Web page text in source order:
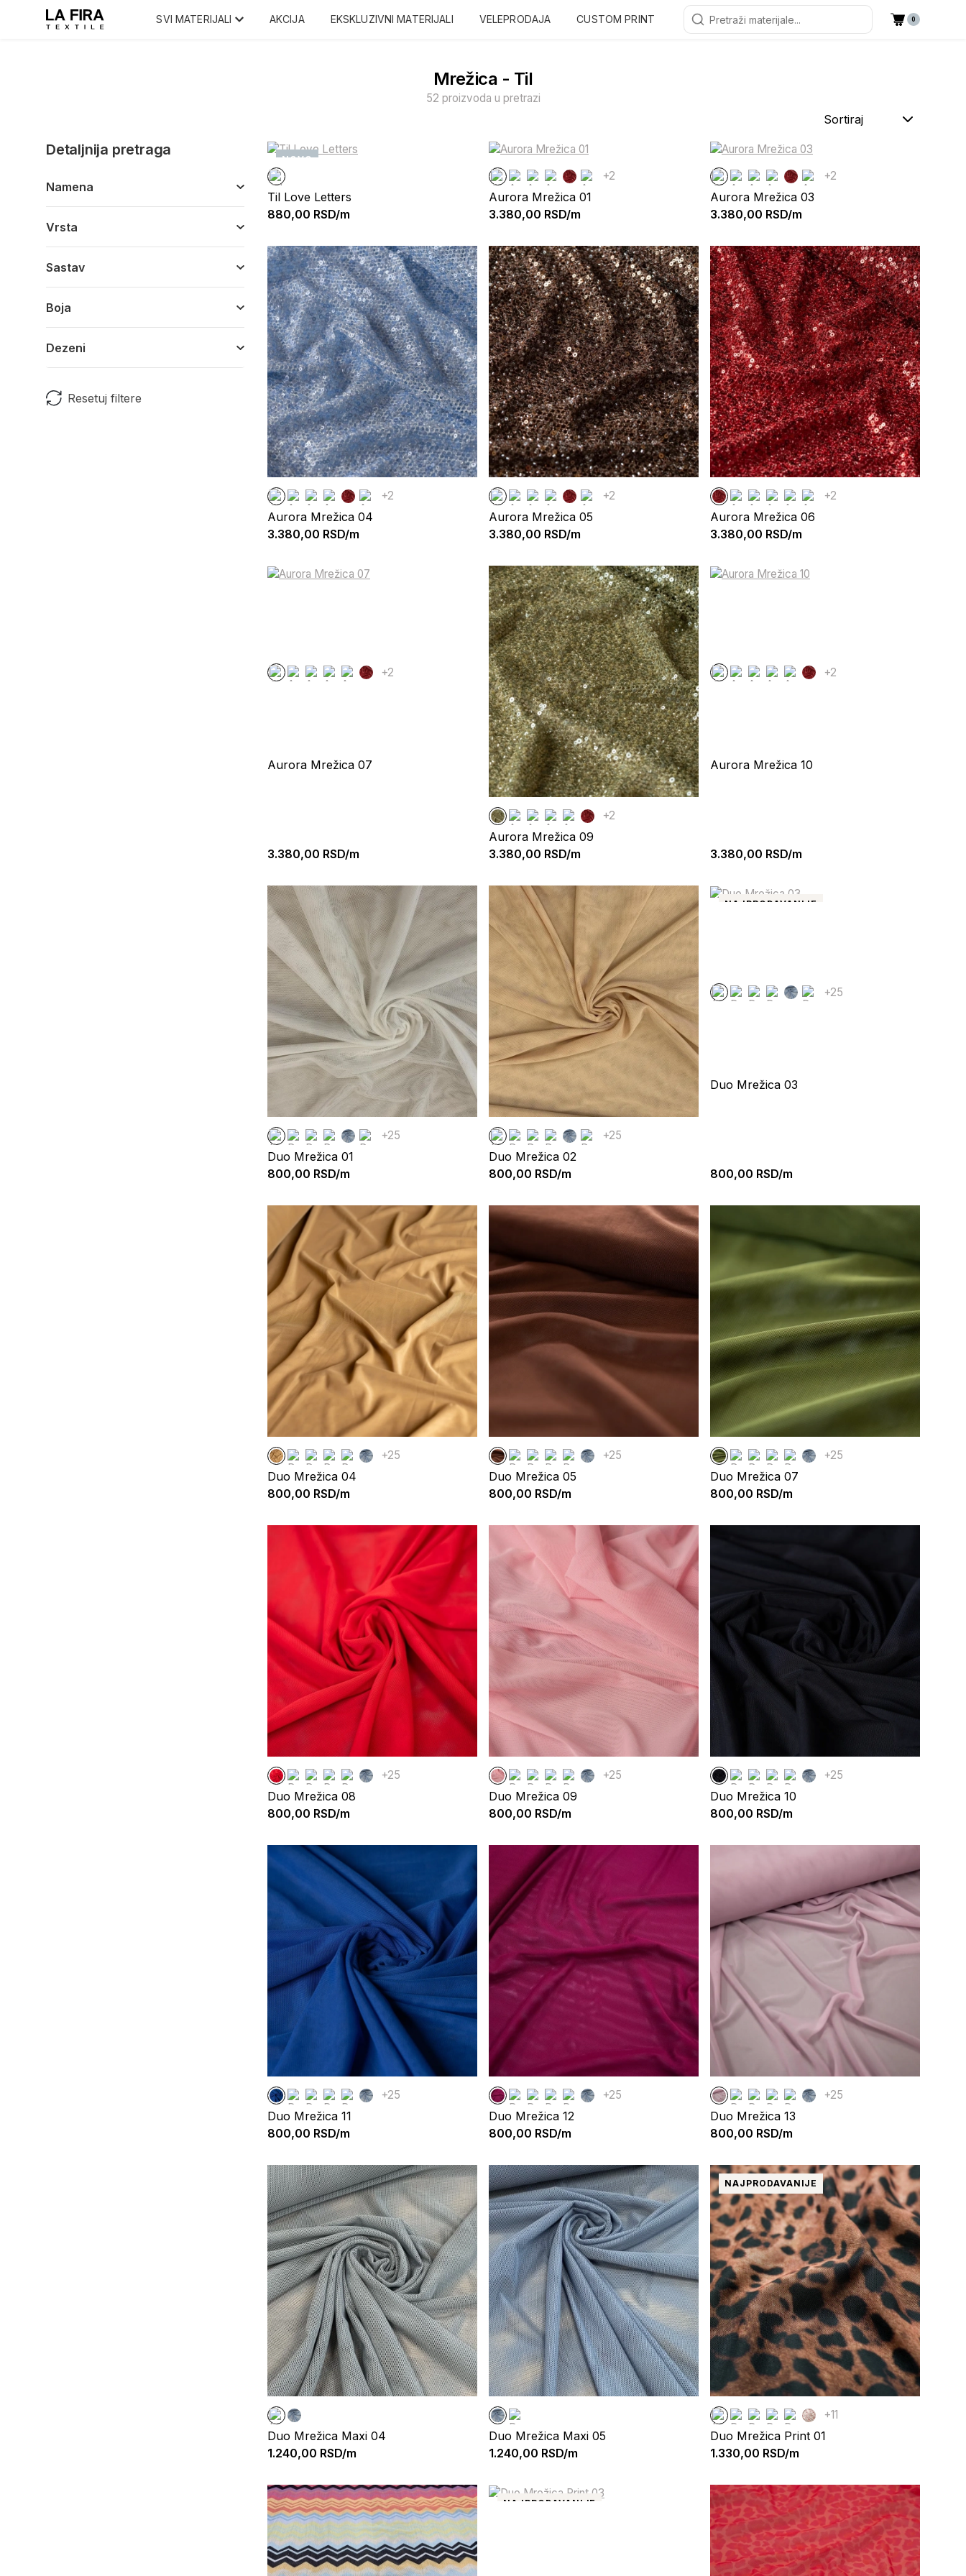
SVI MATERIJALI AKCIJA EKSKLUZIVNI MATERIJALI VELEPRODAJA CUSTOM PRINT 0
Mrežica - Til
52 proizvoda u pretrazi
Sortiraj
Detaljnija pretraga
Namena
Vrsta
Sastav
Boja
Dezeni
Resetuj filtere
NOVO
Til Love Letters
880,00 RSD/m
+2
Aurora Mrežica 01
3.380,00 RSD/m
+2
Aurora Mrežica 03
3.380,00 RSD/m
+2
Aurora Mrežica 04
3.380,00 RSD/m
+2
Aurora Mrežica 05
3.380,00 RSD/m
+2
Aurora Mrežica 06
3.380,00 RSD/m
+2
Aurora Mrežica 07
3.380,00 RSD/m
+2
Aurora Mrežica 09
3.380,00 RSD/m
+2
Aurora Mrežica 10
3.380,00 RSD/m
+25
Duo Mrežica 01
800,00 RSD/m
+25
Duo Mrežica 02
800,00 RSD/m
NAJPRODAVANIJE
+25
Duo Mrežica 03
800,00 RSD/m
+25
Duo Mrežica 04
800,00 RSD/m
+25
Duo Mrežica 05
800,00 RSD/m
+25
Duo Mrežica 07
800,00 RSD/m
+25
Duo Mrežica 08
800,00 RSD/m
+25
Duo Mrežica 09
800,00 RSD/m
+25
Duo Mrežica 10
800,00 RSD/m
+25
Duo Mrežica 11
800,00 RSD/m
+25
Duo Mrežica 12
800,00 RSD/m
+25
Duo Mrežica 13
800,00 RSD/m
Duo Mrežica Maxi 04
1.240,00 RSD/m
Duo Mrežica Maxi 05
1.240,00 RSD/m
NAJPRODAVANIJE
+11
Duo Mrežica Print 01
1.330,00 RSD/m
NAJPRODAVANIJE